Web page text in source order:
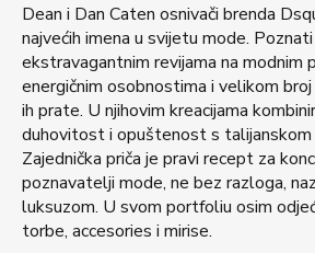
Dean i Dan Caten osnivači brenda
najvećih imena u svijetu mode.
ekstravagantnim revijama na modnim
energičnim osobnostima i velikom
ih prate. U njihovim kreacijama
duhovitost i opuštenost s talijanskom
Zajednička priča je pravi recept za
poznavatelji mode, ne bez razloga,
luksuzom. U svom portfoliu osim
torbe, accesories i mirise.